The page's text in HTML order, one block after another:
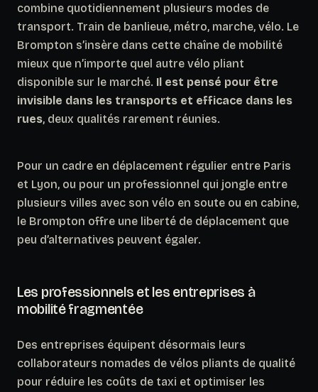
combine quotidiennement plusieurs modes de
transport. Train de banlieue, métro, marche, vélo. Le
Brompton s’insère dans cette chaîne de mobilité
mieux que n’importe quel autre vélo pliant
disponible sur le marché. Il est pensé pour être
invisible dans les transports et efficace dans les
rues, deux qualités rarement réunies.
Pour un cadre en déplacement régulier entre Paris
et Lyon, ou pour un professionnel qui jongle entre
plusieurs villes avec son vélo en soute ou en cabine,
le Brompton offre une liberté de déplacement que
peu d’alternatives peuvent égaler.
Les professionnels et les entreprises à
mobilité fragmentée
Des entreprises équipent désormais leurs
collaborateurs nomades de vélos pliants de qualité
pour réduire les coûts de taxi et optimiser les